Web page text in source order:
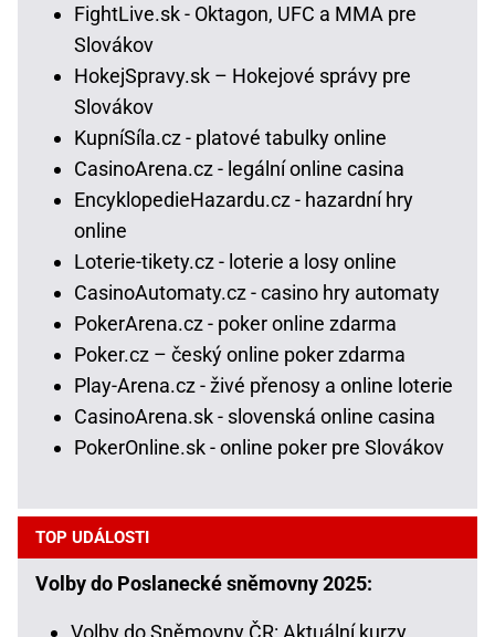
FightLive.sk - Oktagon, UFC a MMA pre
Slovákov
HokejSpravy.sk – Hokejové správy pre
Slovákov
KupníSíla.cz - platové tabulky online
CasinoArena.cz - legální online casina
EncyklopedieHazardu.cz - hazardní hry
online
Loterie-tikety.cz - loterie a losy online
CasinoAutomaty.cz - casino hry automaty
PokerArena.cz - poker online zdarma
Poker.cz – český online poker zdarma
Play-Arena.cz - živé přenosy a online loterie
CasinoArena.sk - slovenská online casina
PokerOnline.sk - online poker pre Slovákov
TOP UDÁLOSTI
Volby do Poslanecké sněmovny 2025:
Volby do Sněmovny ČR: Aktuální kurzy